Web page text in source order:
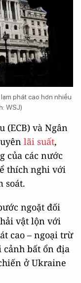
phát cao hơn nhiều
WSJ)
(ECB) và Ngân
lãi suất,
của các nước
thích nghi với
soát.
ngoặt đối
vật lộn với
cao – ngoại trừ
bất ổn địa
ở Ukraine